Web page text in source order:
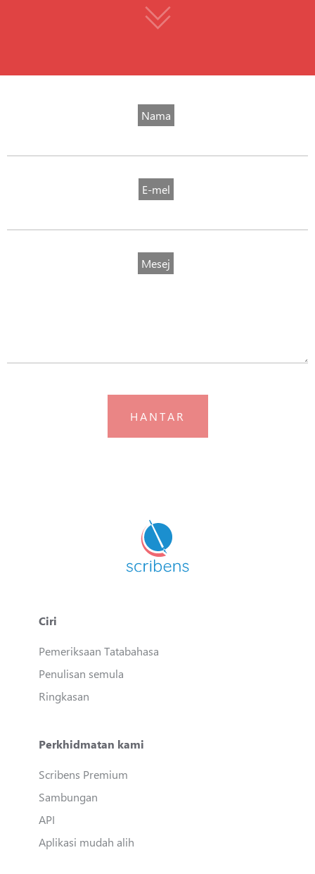
Nama
E-mel
Mesej
HANTAR
Ciri
Pemeriksaan Tatabahasa
Penulisan semula
Ringkasan
Perkhidmatan kami
Scribens Premium
Sambungan
API
Aplikasi mudah alih